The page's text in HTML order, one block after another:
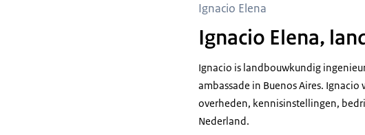
Ignacio Elena
Ignacio Elena,
Ignacio is landbouwkundig
ambassade in Buenos Aires.
overheden, kennisinstellingen,
Nederland.